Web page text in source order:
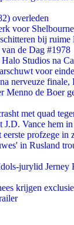
overleden
voor
bij ruime
de Dag #1978
Studios na
voor
nerveuze finale,
Menno de Boer
met quad
J.D. Vance hem
eerste profzege in
in Rusland
jurylid
krijgen